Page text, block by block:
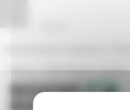
Rubrica|URP: la Regione risponde